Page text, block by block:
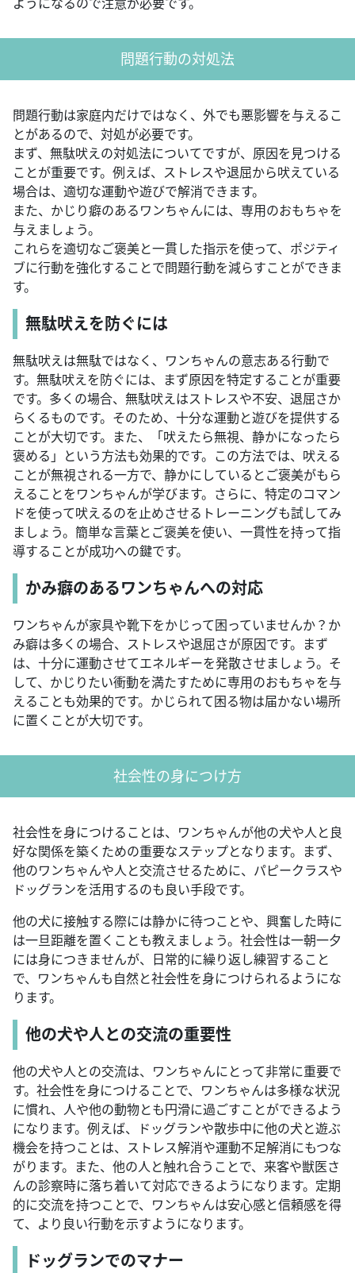
問題行動の対処法
問題行動は家庭内だけではなく、外でも悪影響を与えるこ
とがあるので、対処が必要です。
まず、無駄吠えの対処法についてですが、原因を見つける
ことが重要です。例えば、ストレスや退屈から吠えている
場合は、適切な運動や遊びで解消できます。
また、かじり癖のあるワンちゃんには、専用のおもちゃを
与えましょう。
これらを適切なご褒美と一貫した指示を使って、ポジティ
ブに行動を強化することで問題行動を減らすことができま
す。
無駄吠えを防ぐには
無駄吠えは無駄ではなく、ワンちゃんの意志ある行動で
す。無駄吠えを防ぐには、まず原因を特定することが重要
です。多くの場合、無駄吠えはストレスや不安、退屈さか
らくるものです。そのため、十分な運動と遊びを提供する
ことが大切です。また、「吠えたら無視、静かになったら
褒める」という方法も効果的です。この方法では、吠える
ことが無視される一方で、静かにしているとご褒美がもら
えることをワンちゃんが学びます。さらに、特定のコマン
ドを使って吠えるのを止めさせるトレーニングも試してみ
ましょう。簡単な言葉とご褒美を使い、一貫性を持って指
導することが成功への鍵です。
かみ癖のあるワンちゃんへの対応
ワンちゃんが家具や靴下をかじって困っていませんか？か
み癖は多くの場合、ストレスや退屈さが原因です。まず
は、十分に運動させてエネルギーを発散させましょう。そ
して、かじりたい衝動を満たすために専用のおもちゃを与
えることも効果的です。かじられて困る物は届かない場所
に置くことが大切です。
社会性の身につけ方
社会性を身につけることは、ワンちゃんが他の犬や人と良
好な関係を築くための重要なステップとなります。まず、
他のワンちゃんや人と交流させるために、パピークラスや
ドッグランを活用するのも良い手段です。
他の犬に接触する際には静かに待つことや、興奮した時に
は一旦距離を置くことも教えましょう。社会性は一朝一夕
には身につきませんが、日常的に繰り返し練習すること
で、ワンちゃんも自然と社会性を身につけられるようにな
ります。
他の犬や人との交流の重要性
他の犬や人との交流は、ワンちゃんにとって非常に重要で
す。社会性を身につけることで、ワンちゃんは多様な状況
に慣れ、人や他の動物とも円滑に過ごすことができるよう
になります。例えば、ドッグランや散歩中に他の犬と遊ぶ
機会を持つことは、ストレス解消や運動不足解消にもつな
がります。また、他の人と触れ合うことで、来客や獣医さ
んの診察時に落ち着いて対応できるようになります。定期
的に交流を持つことで、ワンちゃんは安心感と信頼感を得
て、より良い行動を示すようになります。
ドッグランでのマナー